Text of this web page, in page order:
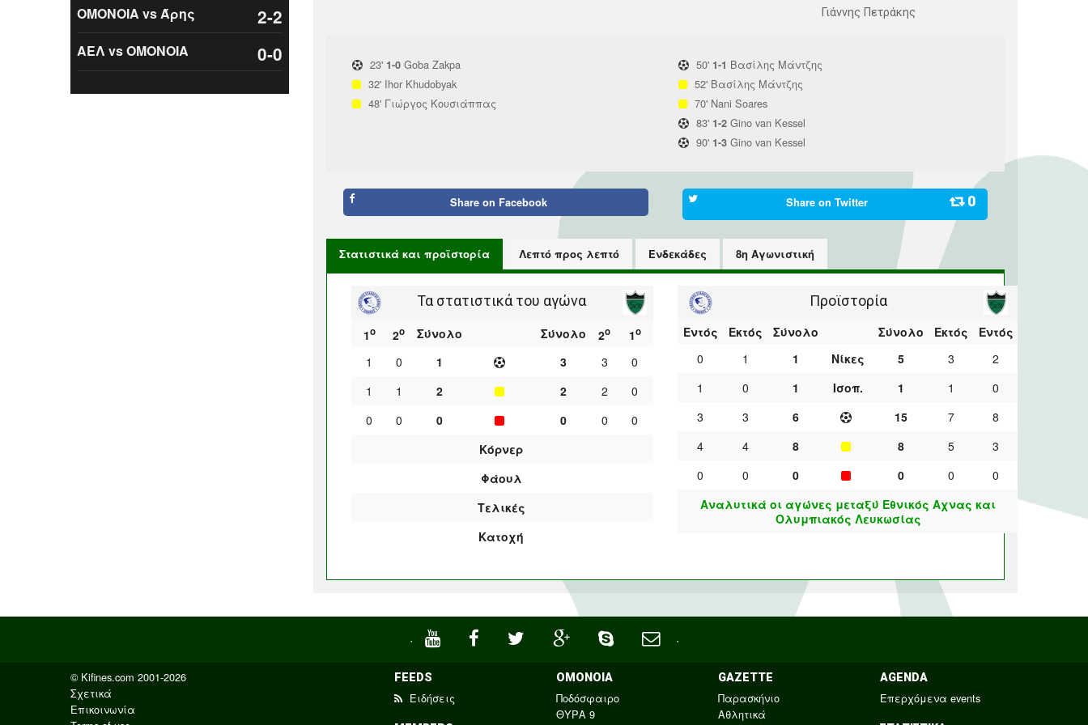
ΟΜΟΝΟΙΑ vs Άρης 2-2
ΑΕΛ vs ΟΜΟΝΟΙΑ 0-0
Γιάννης Πετράκης
23' 1-0 Goba Zakpa
32' Ihor Khudobyak
48' Γιώργος Κουσιάππας
50' 1-1 Βασίλης Μάντζης
52' Βασίλης Μάντζης
70' Nani Soares
83' 1-2 Gino van Kessel
90' 1-3 Gino van Kessel
Share on Facebook Share on Twitter 0
Στατιστικά και προϊστορία Λεπτό προς λεπτό Ενδεκάδες 8η Αγωνιστική
Τα στατιστικά του αγώνα
1ο 2ο Σύνολο Σύνολο 2ο 1ο
1 0 1 3 3
0
1
1 2 2 2
0
0
0 0 0 0
0
Κόρνερ
Φάουλ
Τελικές
Κατοχή
Προϊστορία
Εντός Εκτός Σύνολο Σύνολο Εκτός
Εντός
0
1 1 Νίκες 5 3
2
1
0 1 Ισοπ. 1 1
0
3
3 6 15 7
8
4
4 8 8 5
3
0
0 0 0 0
0
Αναλυτικά οι αγώνες μεταξύ Εθνικός Αχνας και
Ολυμπιακός Λευκωσίας
· ·
© Kifines.com 2001-2026
Σχετικά
Επικοινωνία
FEEDS
Ειδήσεις
ΟΜΟΝΟΙΑ
Ποδόσφαιρο
ΘΥΡΑ 9
GAZETTE
Παρασκήνιο
Αθλητικά
AGENDA
Επερχόμενα events